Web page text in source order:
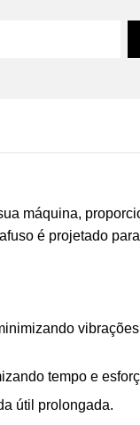
máquina,
é projetado
tempo e
útil prolongada.